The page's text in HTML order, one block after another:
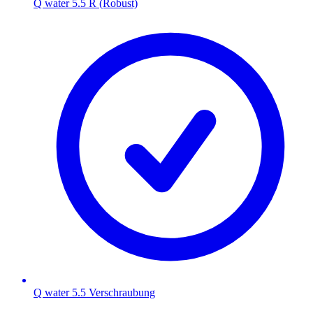
Q water 5.5 R (Robust)
Q water 5.5 Verschraubung